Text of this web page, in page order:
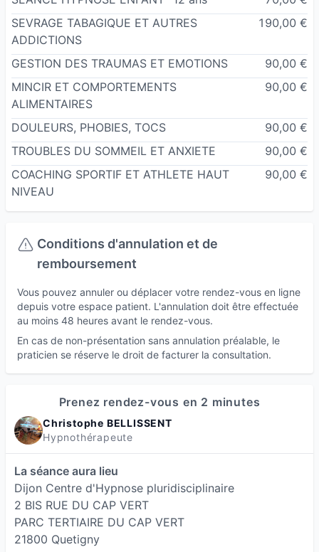
SEVRAGE TABAGIQUE ET AUTRES
ADDICTIONS
190,00 €
GESTION DES TRAUMAS ET EMOTIONS
90,00 €
MINCIR ET COMPORTEMENTS
ALIMENTAIRES
90,00 €
DOULEURS, PHOBIES, TOCS
90,00 €
TROUBLES DU SOMMEIL ET ANXIETE
90,00 €
COACHING SPORTIF ET ATHLETE HAUT
NIVEAU
90,00 €
Conditions d'annulation et de
remboursement
Vous pouvez annuler ou déplacer votre rendez-vous en ligne
depuis votre espace patient. L'annulation doit être effectuée
au moins 48 heures avant le rendez-vous.
En cas de non-présentation sans annulation préalable, le
praticien se réserve le droit de facturer la consultation.
Prenez rendez-vous en 2 minutes
Christophe BELLISSENT
Hypnothérapeute
La séance aura lieu
Dijon Centre d'Hypnose pluridisciplinaire
2 BIS RUE DU CAP VERT
PARC TERTIAIRE DU CAP VERT
21800 Quetigny